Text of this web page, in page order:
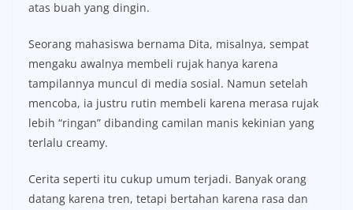
atas buah yang dingin.
Seorang mahasiswa bernama Dita, misalnya, sempat
mengaku awalnya membeli rujak hanya karena
tampilannya muncul di media sosial. Namun setelah
mencoba, ia justru rutin membeli karena merasa rujak
lebih “ringan” dibanding camilan manis kekinian yang
terlalu creamy.
Cerita seperti itu cukup umum terjadi. Banyak orang
datang karena tren, tetapi bertahan karena rasa dan